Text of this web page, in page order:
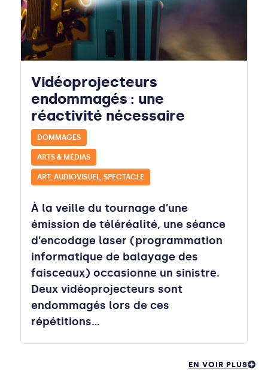
Vidéoprojecteurs
endommagés : une
réactivité nécessaire
DOMMAGES
ARTS & MÉDIAS
ART, AUDIOVISUEL, SPECTACLE
À la veille du tournage d’une
émission de téléréalité, une séance
d’encodage laser (programmation
informatique de balayage des
faisceaux) occasionne un sinistre.
Deux vidéoprojecteurs sont
endommagés lors de ces
répétitions…
EN VOIR PLUS